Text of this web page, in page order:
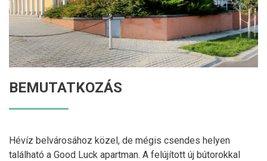
BEMUTATKOZÁS
Hévíz belvárosához közel, de mégis csendes helyen
található a Good Luck apartman. A felújított új bútorokkal